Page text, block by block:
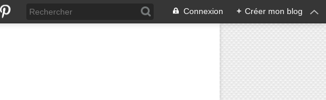
Connexion + Créer mon blog